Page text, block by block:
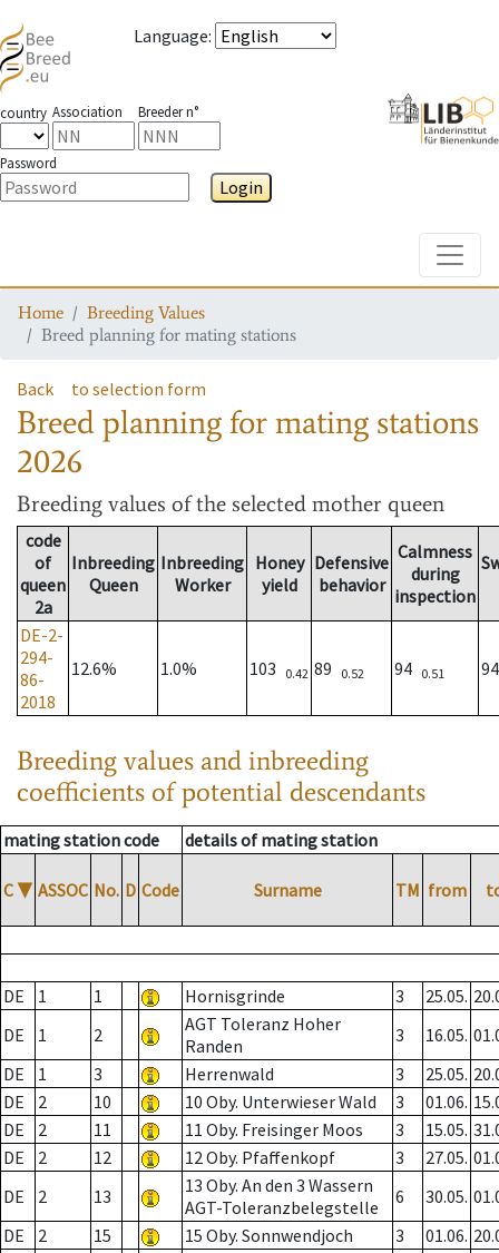
Language:
country Association Breeder n°
Password
Login
Home
Breeding Values
Breed planning for mating stations
Back to selection form
Breed planning for mating stations
2026
Breeding values of the selected mother queen
code
of
queen
2a
Inbreeding
Queen
Inbreeding
Worker
Honey
yield
Defensive
behavior
Calmness
during
inspection
DE-2-
294-
86-
2018
12.6% 1.0% 103 0.42 89 0.52 94 0.51
Breeding values and inbreeding
coefficients of potential descendants
mating station code details of mating station
C ▼ ASSOC No. D Code Surname TM from
DE 1 1 Hornisgrinde 3 25.05.
DE
1 2
AGT Toleranz Hoher
Randen
3 16.05.
DE
1 3 Herrenwald 3 25.05.
DE
2 10 10 Oby. Unterwieser Wald 3 01.06.
DE
2 11 11 Oby. Freisinger Moos 3 15.05.
DE
2 12 12 Oby. Pfaffenkopf 3 27.05.
DE
2 13
13 Oby. An den 3 Wassern
AGT-Toleranzbelegstelle
6 30.05.
DE
2 15 15 Oby. Sonnwendjoch 3 01.06.